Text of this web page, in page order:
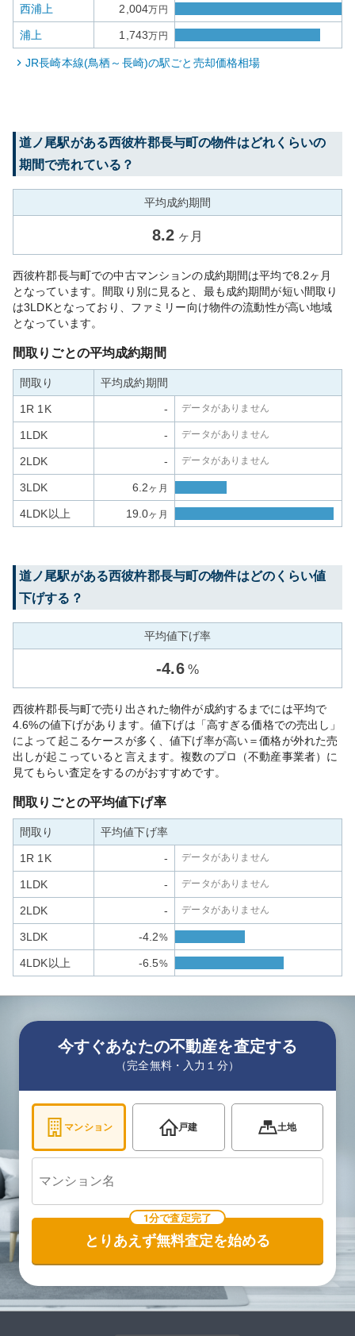
西浦上 2,004万円
浦上 1,743万円
JR長崎本線(鳥栖～長崎)の駅ごと売却価格相場
道ノ尾駅がある西彼杵郡長与町の物件はどれくらいの
期間で売れている？
平均成約期間
8.2 ヶ月
西彼杵郡長与町での中古マンションの成約期間は平均で8.2ヶ月
となっています。間取り別に見ると、最も成約期間が短い間取り
は3LDKとなっており、ファミリー向け物件の流動性が高い地域
となっています。
間取りごとの平均成約期間
間取り 平均成約期間
1R 1K - データがありません
1LDK - データがありません
2LDK - データがありません
3LDK 6.2ヶ月
4LDK以上 19.0ヶ月
道ノ尾駅がある西彼杵郡長与町の物件はどのくらい値
下げする？
平均値下げ率
-4.6 %
西彼杵郡長与町で売り出された物件が成約するまでには平均で
4.6%の値下げがあります。値下げは「高すぎる価格での売出し」
によって起こるケースが多く、値下げ率が高い＝価格が外れた売
出しが起こっていると言えます。複数のプロ（不動産事業者）に
見てもらい査定をするのがおすすめです。
間取りごとの平均値下げ率
間取り 平均値下げ率
1R 1K - データがありません
1LDK - データがありません
2LDK - データがありません
3LDK -4.2%
4LDK以上 -6.5%
今すぐあなたの不動産を査定する
（完全無料・入力１分）
マンション 戸建 土地
1分で査定完了
とりあえず無料査定を始める